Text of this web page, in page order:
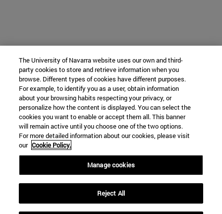
The University of Navarra website uses our own and third-
party cookies to store and retrieve information when you
browse. Different types of cookies have different purposes.
For example, to identify you as a user, obtain information
about your browsing habits respecting your privacy, or
personalize how the content is displayed. You can select the
cookies you want to enable or accept them all. This banner
will remain active until you choose one of the two options.
For more detailed information about our cookies, please visit
our Cookie Policy.
Manage cookies
Reject All